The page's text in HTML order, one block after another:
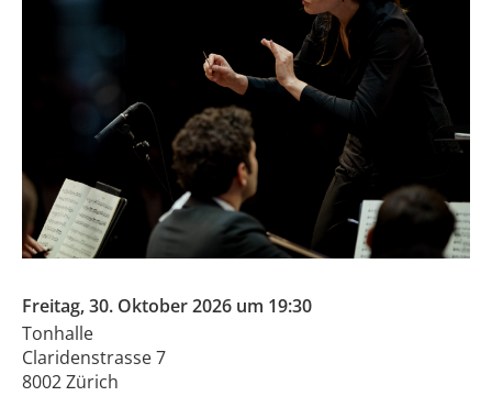
Freitag, 30. Oktober 2026 um 19:30
Tonhalle
Claridenstrasse 7
8002 Zürich